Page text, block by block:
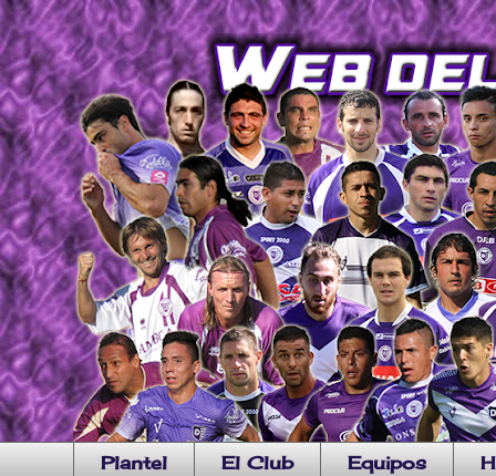
Plantel El Club Equipos